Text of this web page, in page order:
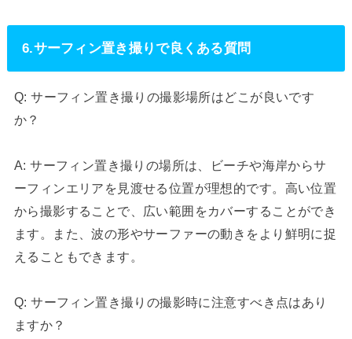
6.サーフィン置き撮りで良くある質問
Q: サーフィン置き撮りの撮影場所はどこが良いです
か？
A: サーフィン置き撮りの場所は、ビーチや海岸からサ
ーフィンエリアを見渡せる位置が理想的です。高い位置
から撮影することで、広い範囲をカバーすることができ
ます。また、波の形やサーファーの動きをより鮮明に捉
えることもできます。
Q: サーフィン置き撮りの撮影時に注意すべき点はあり
ますか？